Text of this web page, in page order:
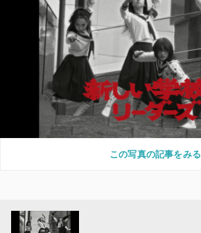
この写真の記事をみる